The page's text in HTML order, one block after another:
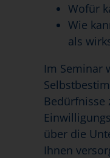
Wofür
Wie
als
Im Seminar
Bedürfnisse
über die
Ihnen